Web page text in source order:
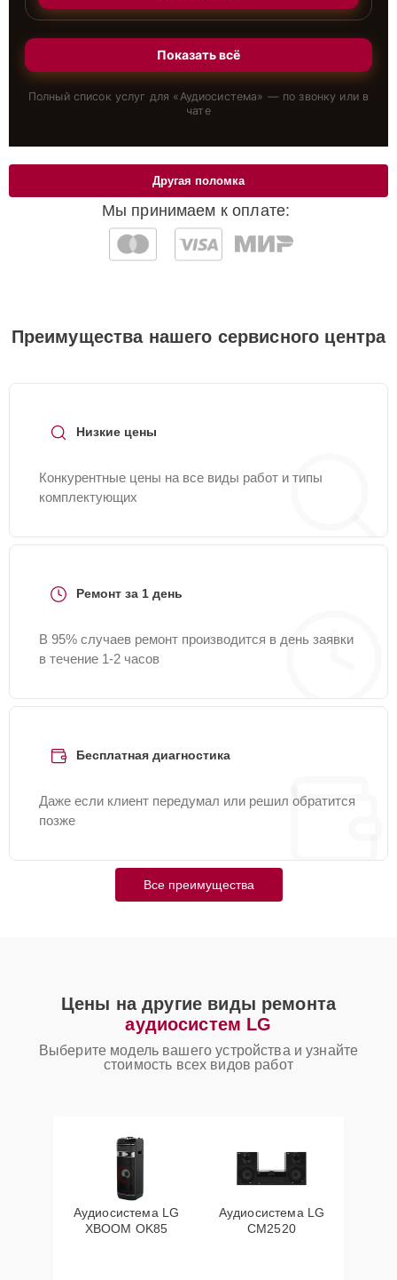
Показать всё
Полный список услуг для «Аудиосистема» — по звонку или в
чате
Мы принимаем к оплате:
Другая поломка
Преимущества нашего сервисного центра
Низкие цены
Конкурентные цены на все виды работ и типы
комплектующих
Ремонт за 1 день
В 95% случаев ремонт производится в день заявки
в течение 1-2 часов
Бесплатная диагностика
Даже если клиент передумал или решил обратится
позже
Все преимущества
Цены на другие виды ремонта
аудиосистем LG
Выберите модель вашего устройства и узнайте
стоимость всех видов работ
Аудиосистема LG
XBOOM OK85
Аудиосистема LG
CM2520